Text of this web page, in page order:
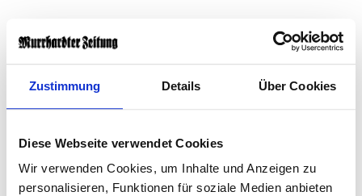
Zustimmung Details Über Cookies
Diese Webseite verwendet Cookies
Wir verwenden Cookies, um Inhalte und Anzeigen zu
personalisieren, Funktionen für soziale Medien anbieten
Nach Angaben der Polizei fuhr der 55-Jährige auf der
Karnsberger Straße und missachtete an der Kreuzung
zur Erich-Schumm-Straße die Vorfahrt des VW. Durch
den Zusammenstoß wurden beide Fahrzeuge so stark
Der Gesamtschaden belief sich auf rund 25000 Euro.